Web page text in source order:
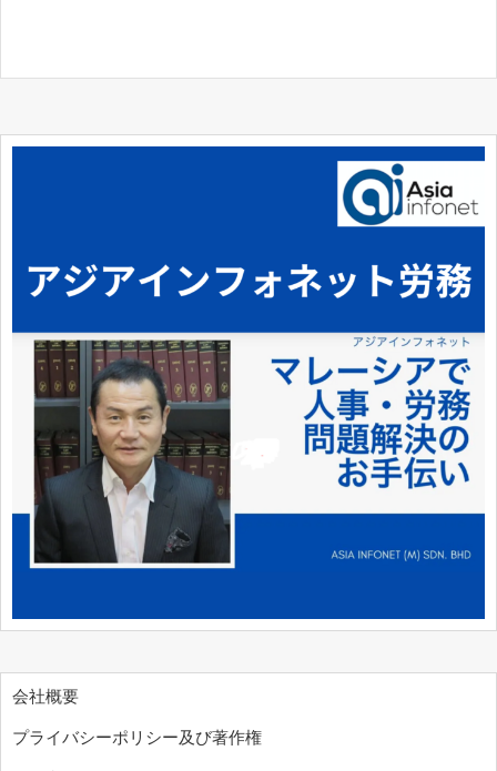
会社概要
プライバシーポリシー及び著作権